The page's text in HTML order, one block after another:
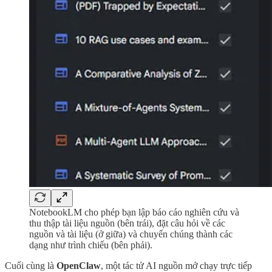
NotebookLM cho phép bạn lập báo cáo nghiên cứu và
thu thập tài liệu nguồn (bên trái), đặt câu hỏi về các
nguồn và tài liệu (ở giữa) và chuyển chúng thành các
dạng như trình chiếu (bên phải).
Cuối cùng là OpenClaw, một tác tử AI nguồn mở chạy trực tiếp